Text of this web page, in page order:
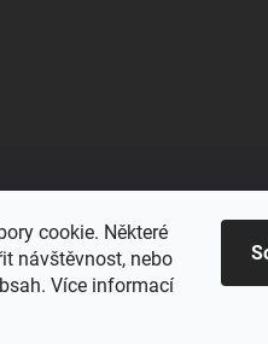
cookie. Některé
návštěvnost, nebo
Více informací